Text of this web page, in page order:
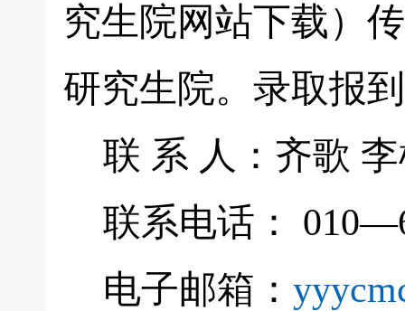
究生院网站下载）
研究生院。录取报
联 系 人：齐歌 李
联系电话：
电子邮箱：